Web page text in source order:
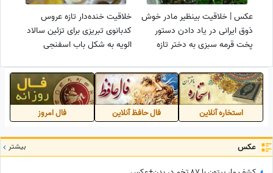
عکس | خلاقیت بینظیر مادر خوش
ذوق ایرانی در یاد دادن دستور
پخت قرمه سبزی به دختر تازه
این تصویر خلاصه میشه😍
خلاقیت خنده‌دار تازه عروس
کدبانوی تبریزی برای تزئین سالاد
الویه به شکل باب اسفنجی
کودک درون فعالِ فعاله🤣
استخاره آنلاین فال حافظ آنلاین فال امروز
عکس بیشتر